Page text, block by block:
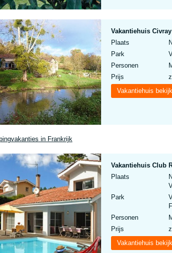
Vakantiehuis
Plaats
Park
Personen
Prijs
Vakantiehuis
Vakantiehuis Club
Plaats
Park
Personen
Prijs
Vakantiehuis